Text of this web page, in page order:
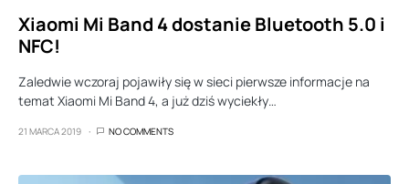
Xiaomi Mi Band 4 dostanie Bluetooth 5.0 i
NFC!
Zaledwie wczoraj pojawiły się w sieci pierwsze informacje na
temat Xiaomi Mi Band 4, a już dziś wyciekły…
21 MARCA 2019 NO COMMENTS